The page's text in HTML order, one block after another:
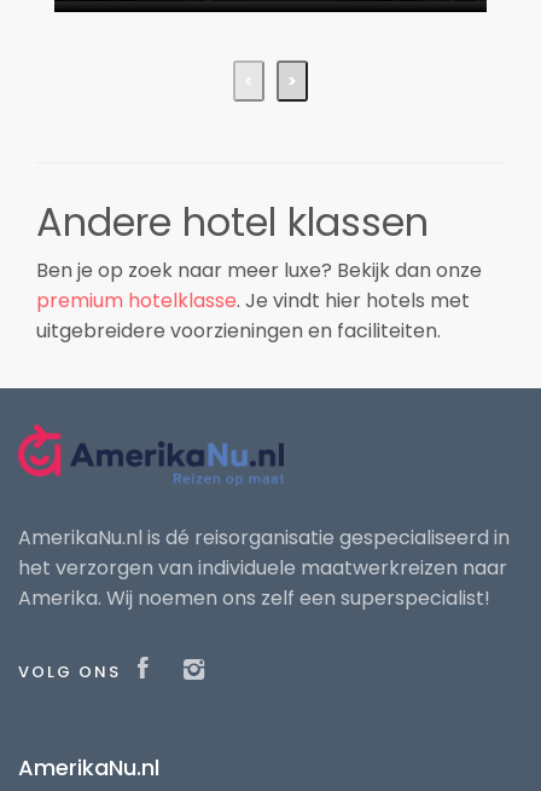
>
Andere hotel klassen
Ben je op zoek naar meer luxe? Bekijk dan onze
premium hotelklasse. Je vindt hier hotels met
uitgebreidere voorzieningen en faciliteiten.
AmerikaNu.nl is dé reisorganisatie gespecialiseerd in
het verzorgen van individuele maatwerkreizen naar
Amerika. Wij noemen ons zelf een superspecialist!
VOLG ONS
AmerikaNu.nl